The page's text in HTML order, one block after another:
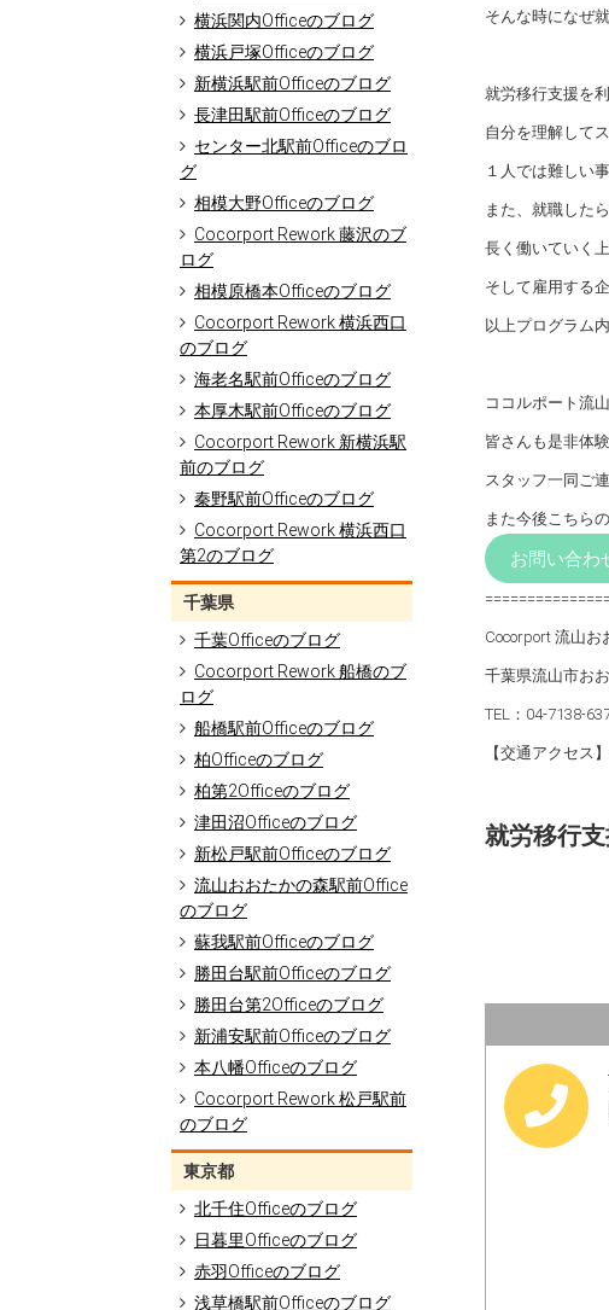
横浜関内Officeのブログ
横浜戸塚Officeのブログ
新横浜駅前Officeのブログ
長津田駅前Officeのブログ
センター北駅前Officeのブロ
グ
相模大野Officeのブログ
Cocorport Rework 藤沢のブ
ログ
相模原橋本Officeのブログ
Cocorport Rework 横浜西口
のブログ
海老名駅前Officeのブログ
本厚木駅前Officeのブログ
Cocorport Rework 新横浜駅
前のブログ
秦野駅前Officeのブログ
Cocorport Rework 横浜西口
第2のブログ
千葉県
千葉Officeのブログ
Cocorport Rework 船橋のブ
ログ
船橋駅前Officeのブログ
柏Officeのブログ
柏第2Officeのブログ
津田沼Officeのブログ
新松戸駅前Officeのブログ
流山おおたかの森駅前Office
のブログ
蘇我駅前Officeのブログ
勝田台駅前Officeのブログ
勝田台第2Officeのブログ
新浦安駅前Officeのブログ
本八幡Officeのブログ
Cocorport Rework 松戸駅前
のブログ
東京都
北千住Officeのブログ
日暮里Officeのブログ
赤羽Officeのブログ
浅草橋駅前Officeのブログ
そんな時になぜ
就労移行支援を
自分を理解して
１人では難しい
また、就職した
長く働いていく
そして雇用する
以上プログラム
ココルポート流
皆さんも是非体
スタッフ一同ご
また今後こちら
お問い合わ
Cocorport 流山お
千葉県流山市お
TEL：04-7138-
【交通アクセス
就労移行